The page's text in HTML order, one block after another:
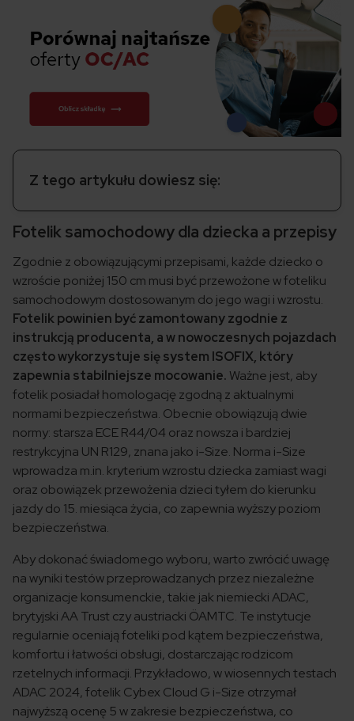
Z tego artykułu dowiesz się:
Fotelik samochodowy dla dziecka a przepisy
Zgodnie z obowiązującymi przepisami, każde dziecko o
wzroście poniżej 150 cm musi być przewożone w foteliku
samochodowym dostosowanym do jego wagi i wzrostu.
Fotelik powinien być zamontowany zgodnie z
instrukcją producenta, a w nowoczesnych pojazdach
często wykorzystuje się system ISOFIX, który
zapewnia stabilniejsze mocowanie. Ważne jest, aby
fotelik posiadał homologację zgodną z aktualnymi
normami bezpieczeństwa. Obecnie obowiązują dwie
normy: starsza ECE R44/04 oraz nowsza i bardziej
restrykcyjna UN R129, znana jako i-Size. Norma i-Size
wprowadza m.in. kryterium wzrostu dziecka zamiast wagi
oraz obowiązek przewożenia dzieci tyłem do kierunku
jazdy do 15. miesiąca życia, co zapewnia wyższy poziom
bezpieczeństwa.
Aby dokonać świadomego wyboru, warto zwrócić uwagę
na wyniki testów przeprowadzanych przez niezależne
organizacje konsumenckie, takie jak niemiecki ADAC,
brytyjski AA Trust czy austriacki ÖAMTC. Te instytucje
regularnie oceniają foteliki pod kątem bezpieczeństwa,
komfortu i łatwości obsługi, dostarczając rodzicom
rzetelnych informacji. Przykładowo, w wiosennych testach
ADAC 2024, fotelik Cybex Cloud G i-Size otrzymał
najwyższą ocenę 5 w zakresie bezpieczeństwa, co